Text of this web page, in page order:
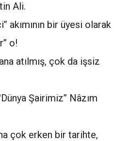
Ali.
akımının bir üyesi olarak
o!
atılmış, çok da işsiz
Şairimiz’’ Nâzım
çok erken bir tarihte,